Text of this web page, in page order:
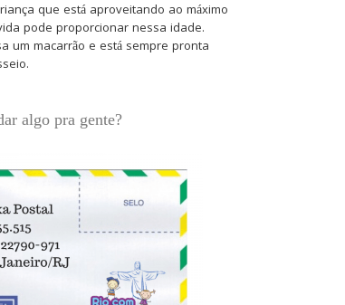
que está aproveitando ao máximo
pode proporcionar nessa idade.
um macarrão e está sempre pronta
algo pra gente?